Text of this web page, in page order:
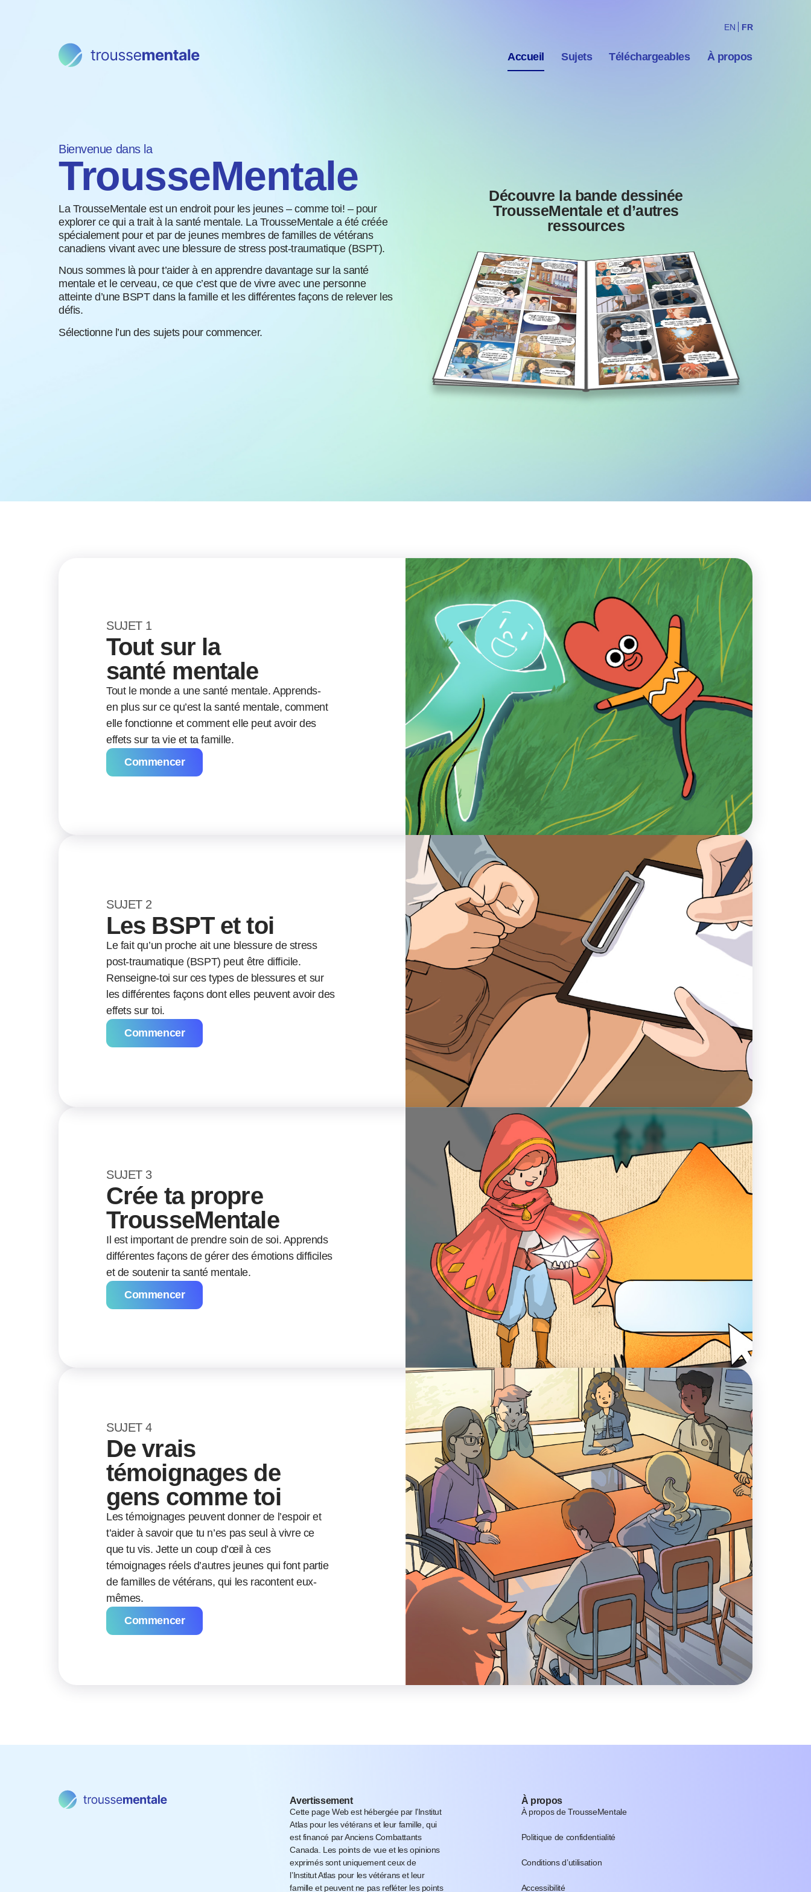
EN FR
Accueil Sujets Téléchargeables À propos
Bienvenue dans la
TrousseMentale
La TrousseMentale est un endroit pour les jeunes – comme toi! – pour
explorer ce qui a trait à la santé mentale. La TrousseMentale a été créée
spécialement pour et par de jeunes membres de familles de vétérans
canadiens vivant avec une blessure de stress post-traumatique (BSPT).
Nous sommes là pour t’aider à en apprendre davantage sur la santé
mentale et le cerveau, ce que c’est que de vivre avec une personne
atteinte d’une BSPT dans la famille et les différentes façons de relever les
défis.
Sélectionne l’un des sujets pour commencer.
Découvre la bande dessinée
TrousseMentale et d’autres
ressources
SUJET 1
Tout sur la
santé mentale
Tout le monde a une santé mentale. Apprends-
en plus sur ce qu’est la santé mentale, comment
elle fonctionne et comment elle peut avoir des
effets sur ta vie et ta famille.
Commencer
SUJET 2
Les BSPT et toi
Le fait qu’un proche ait une blessure de stress
post-traumatique (BSPT) peut être difficile.
Renseigne-toi sur ces types de blessures et sur
les différentes façons dont elles peuvent avoir des
effets sur toi.
Commencer
SUJET 3
Crée ta propre
TrousseMentale
Il est important de prendre soin de soi. Apprends
différentes façons de gérer des émotions difficiles
et de soutenir ta santé mentale.
Commencer
SUJET4
De vrais
témoignages de
gens comme toi
Les témoignages peuvent donner de l’espoir et
t’aider à savoir que tu n’es pas seul à vivre ce
que tu vis. Jette un coup d’œil à ces
témoignages réels d’autres jeunes qui font partie
de familles de vétérans, qui les racontent eux-
mêmes.
Commencer
Avertissement
Cette page Web est hébergée par l’Institut
Atlas pour les vétérans et leur famille, qui
est financé par Anciens Combattants
Canada. Les points de vue et les opinions
exprimés sont uniquement ceux de
l’Institut Atlas pour les vétérans et leur
famille et peuvent ne pas refléter les points
À propos
À propos de TrousseMentale
Politique de confidentialité
Conditions d’utilisation
Accessibilité